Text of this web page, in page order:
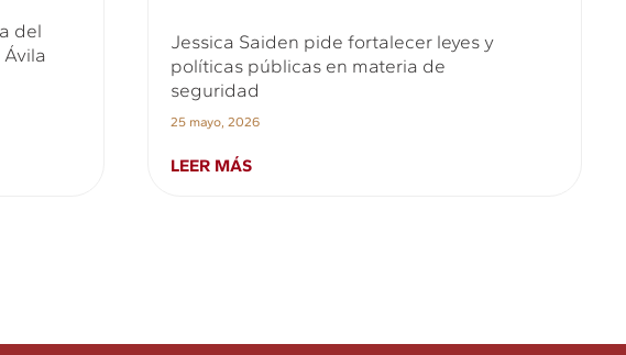
del
Jessica Saiden pide fortalecer leyes y
políticas públicas en materia de
seguridad
25 mayo, 2026
LEER MÁS